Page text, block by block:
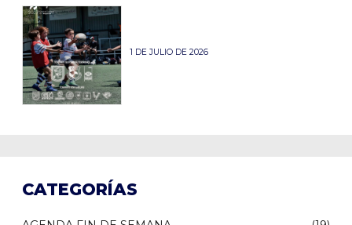
1 DE JULIO DE 2026
CATEGORÍAS